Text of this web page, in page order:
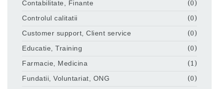
Contabilitate, Finante
(0)
Controlul calitatii
(0)
Customer support, Client service
(0)
Educatie, Training
(0)
Farmacie, Medicina
(1)
Fundatii, Voluntariat, ONG
(0)